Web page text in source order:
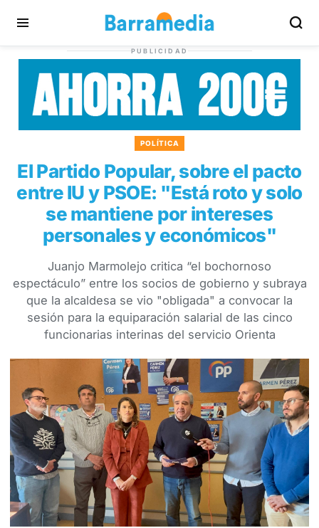
PUBLICIDAD
POLÍTICA
El Partido Popular, sobre el pacto
entre IU y PSOE: "Está roto y solo
se mantiene por intereses
personales y económicos"
Juanjo Marmolejo critica “el bochornoso
espectáculo” entre los socios de gobierno y subraya
que la alcaldesa se vio "obligada" a convocar la
sesión para la equiparación salarial de las cinco
funcionarias interinas del servicio Orienta